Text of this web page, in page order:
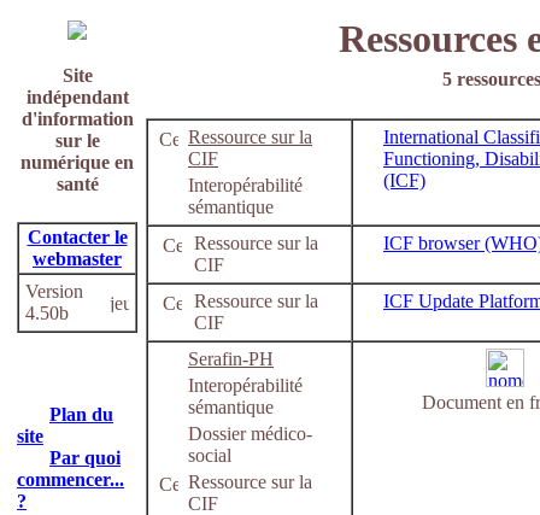
Site
indépendant
d'information
sur le
numérique en
santé
Contacter le
webmaster
Version
4.50b
Plan du
site
Par quoi
commencer...
?
5
Ressource sur la
CIF
Interopérabilité
sémantique
International
Functioning,
(ICF)
Ressource sur la
CIF
ICF browser
Ressource sur la
CIF
ICF Update
Serafin-PH
Interopérabilité
sémantique
Dossier médico-
social
Ressource sur la
CIF
Document en